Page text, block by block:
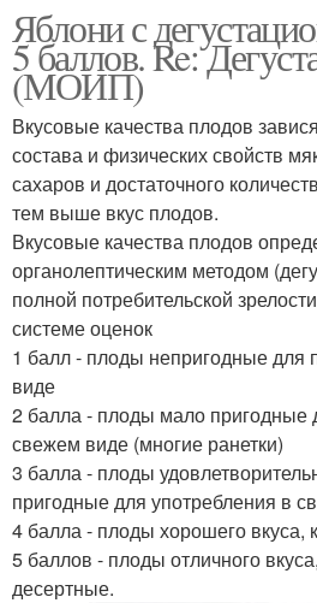
Яблони с
5 баллов. Re:
(МОИП)
Вкусовые качества плодов
состава и физических свойств
сахаров и достаточного
тем выше вкус плодов.
Вкусовые качества плодов
органолептическим методом
полной потребительской
системе оценок
1 балл - плоды непригодные для
виде
2 балла - плоды мало пригодные
свежем виде (многие ранетки)
3 балла - плоды
пригодные для употребления в
4 балла - плоды хорошего вкуса,
5 баллов - плоды отличного
десертные.